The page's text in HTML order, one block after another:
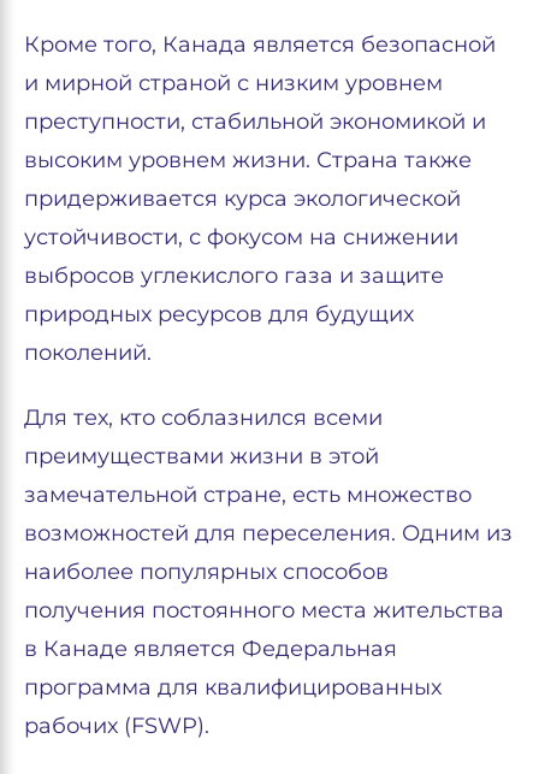
Кроме того, Канада является безопасной
и мирной страной с низким уровнем
преступности, стабильной экономикой и
высоким уровнем жизни. Страна также
придерживается курса экологической
устойчивости, с фокусом на снижении
выбросов углекислого газа и защите
природных ресурсов для будущих
поколений.
Для тех, кто соблазнился всеми
преимуществами жизни в этой
замечательной стране, есть множество
возможностей для переселения. Одним из
наиболее популярных способов
получения постоянного места жительства
в Канаде является Федеральная
программа для квалифицированных
рабочих (FSWP).